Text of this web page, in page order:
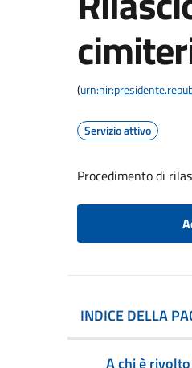
(
Servizio attivo
Procedimento di
INDICE DELLA
A chi è rivolto